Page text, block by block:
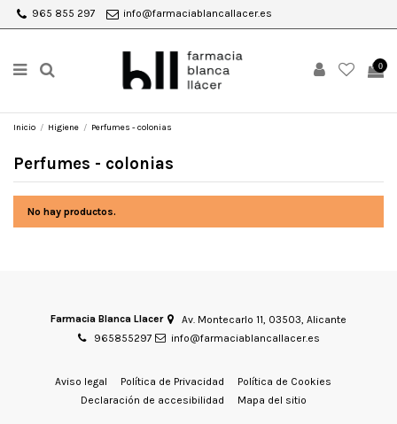
965 855 297 info@farmaciablancallacer.es
0
Inicio Higiene Perfumes - colonias
Perfumes - colonias
No hay productos.
Farmacia Blanca Llacer
Av. Montecarlo 11, 03503, Alicante
965855297
info@farmaciablancallacer.es
Aviso legal Política de Privacidad
Política de Cookies
Declaración de accesibilidad
Mapa del sitio